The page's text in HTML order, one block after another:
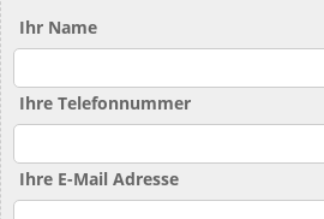
Ihr Name
Ihre Telefonnummer
Ihre E-Mail Adresse